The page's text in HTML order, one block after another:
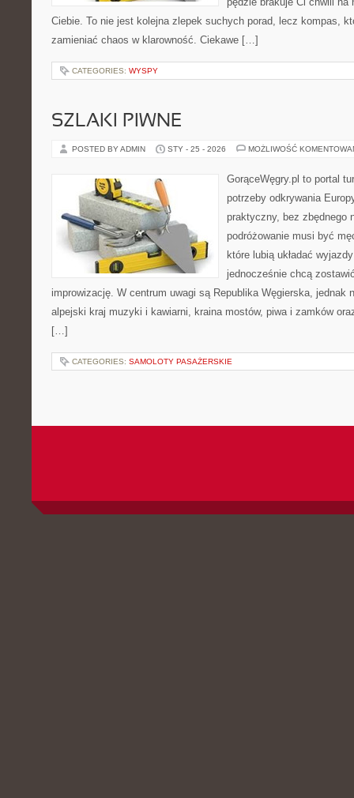
Ciebie. To nie jest kolejna zlepek suchych porad, lecz kompas,
zamieniać chaos w klarowność. Ciekawe […]
CATEGORIES: WYSPY
SZLAKI PIWNE
POSTED BY ADMIN STY - 25 - 2026 MOŻLIWOŚĆ
GorąceWęgry.pl to portal
potrzeby odkrywania
praktyczny, bez zbędnego
podróżowanie musi być
które lubią układać
jednocześnie chcą
improwizację. W centrum uwagi są Republika Węgierska, jednak
alpejski kraj muzyki i kawiarni, kraina mostów, piwa i zamków
[…]
CATEGORIES: SAMOLOTY PASAŻERSKIE